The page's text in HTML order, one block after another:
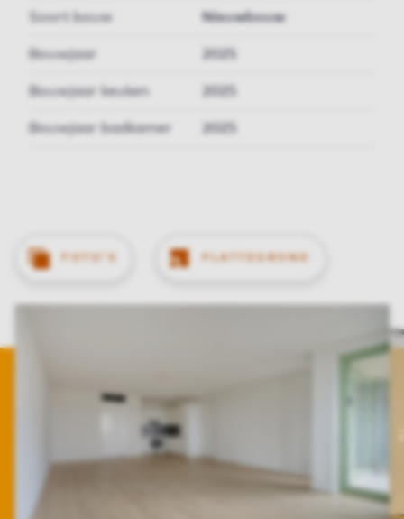
Soort bouw Nieuwbouw
Bouwjaar
Bouwjaar keuken
Bouwjaar badkamer
PLATTEGROND